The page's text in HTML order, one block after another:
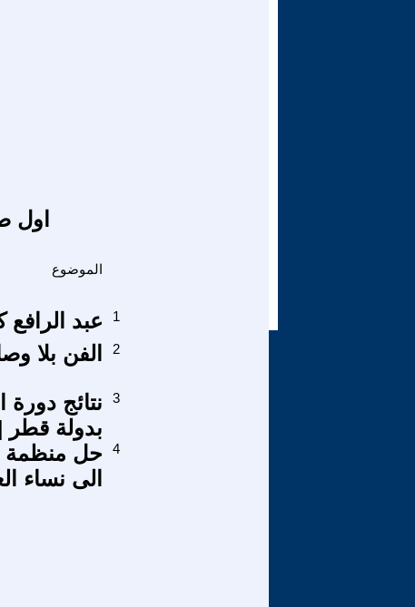
اول
الموضوع
عبد الرافع 1
الفن بلا 2
نتائج دورة
بدولة قطر [ 2
3
حل منظمة
الى نساء
4